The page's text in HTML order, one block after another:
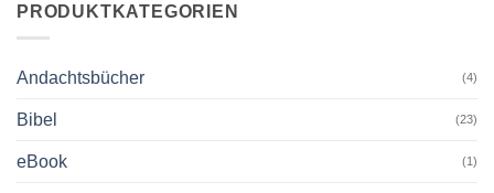
PRODUKTKATEGORIEN
Andachtsbücher (4)
Bibel (23)
eBook (1)